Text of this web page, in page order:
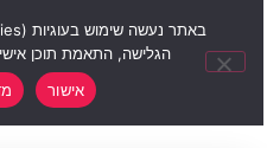
הגלישה, התאמת תוכן אישי
אישור